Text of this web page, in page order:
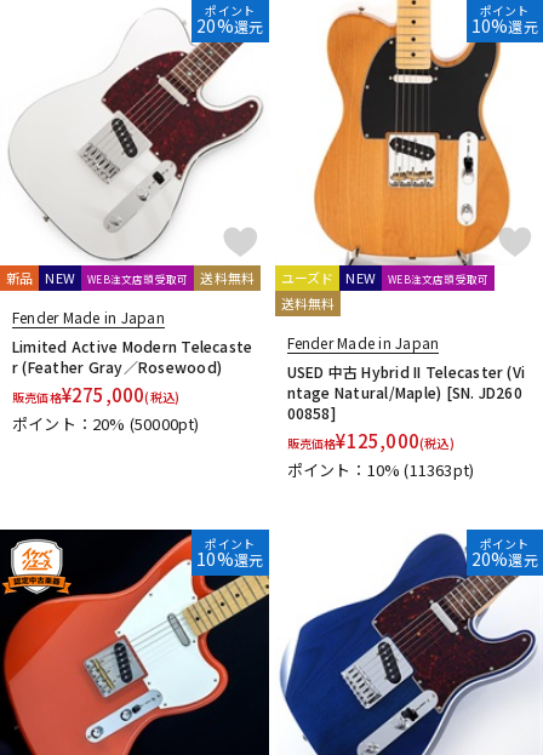
ポイント
20%還元
新品 NEW WEB注文店頭受取可 送料無料
Fender Made in Japan
Limited Active Modern Telecaste
r (Feather Gray／Rosewood)
販売価格¥275,000(税込)
ポイント：20% (50000pt)
ポイント
10%還元
ユーズド NEW WEB注文店頭受取可
送料無料
Fender Made in Japan
USED 中古 Hybrid II Telecaster (Vi
ntage Natural/Maple) [SN. JD260
00858]
販売価格¥125,000(税込)
ポイント：10%(11363pt)
ポイント
10%還元
ポイント
20%還元